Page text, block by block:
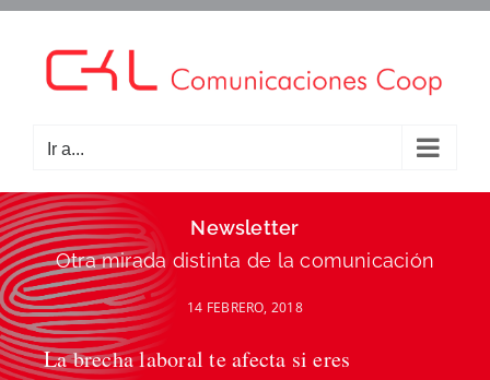
contenido
Ir a...
Newsletter
Otra mirada distinta de la comunicación
14 FEBRERO, 2018
La brecha laboral te afecta si eres